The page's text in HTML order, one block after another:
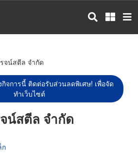
จน์สตีล จำกัด
จการนี้ ติดต่อรับส่วนลดพิเศษ! เพื่อจัด
ทำเว็บไซต์
น์สตีล จำกัด
ก